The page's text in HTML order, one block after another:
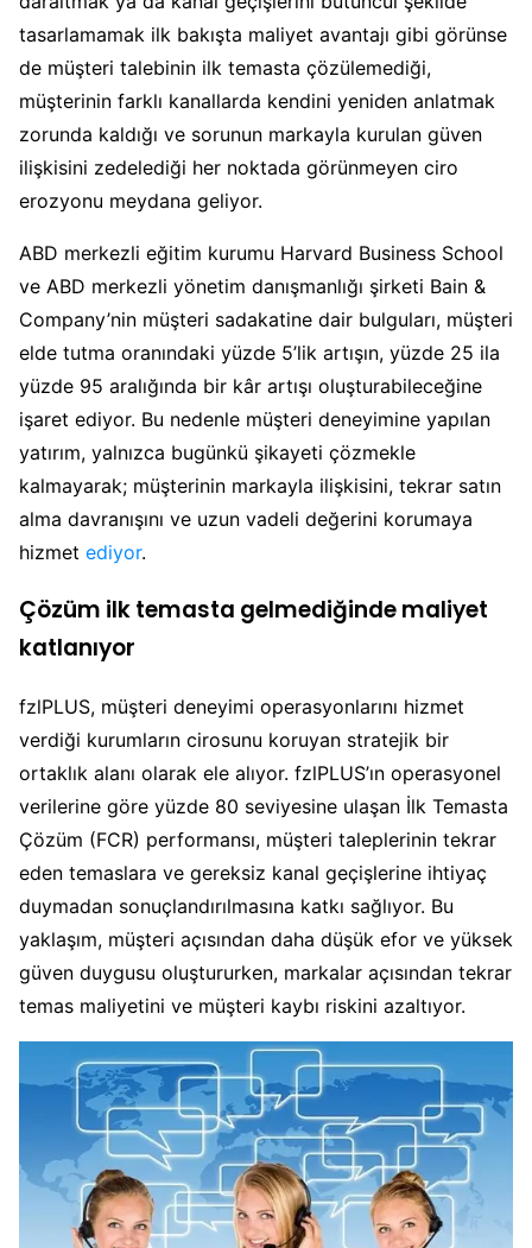
tasarlamamak ilk bakışta maliyet avantajı gibi görünse
de müşteri talebinin ilk temasta çözülemediği,
müşterinin farklı kanallarda kendini yeniden anlatmak
zorunda kaldığı ve sorunun markayla kurulan güven
ilişkisini zedelediği her noktada görünmeyen ciro
erozyonu meydana geliyor.
ABD merkezli eğitim kurumu Harvard Business School
ve ABD merkezli yönetim danışmanlığı şirketi Bain &
Company’nin müşteri sadakatine dair bulguları, müşteri
elde tutma oranındaki yüzde 5’lik artışın, yüzde 25 ila
yüzde 95 aralığında bir kâr artışı oluşturabileceğine
işaret ediyor. Bu nedenle müşteri deneyimine yapılan
yatırım, yalnızca bugünkü şikayeti çözmekle
kalmayarak; müşterinin markayla ilişkisini, tekrar satın
alma davranışını ve uzun vadeli değerini korumaya
hizmet ediyor.
Çözüm ilk temasta gelmediğinde maliyet
katlanıyor
fzlPLUS, müşteri deneyimi operasyonlarını hizmet
verdiği kurumların cirosunu koruyan stratejik bir
ortaklık alanı olarak ele alıyor. fzlPLUS’ın operasyonel
verilerine göre yüzde 80 seviyesine ulaşan İlk Temasta
Çözüm (FCR) performansı, müşteri taleplerinin tekrar
eden temaslara ve gereksiz kanal geçişlerine ihtiyaç
duymadan sonuçlandırılmasına katkı sağlıyor. Bu
yaklaşım, müşteri açısından daha düşük efor ve yüksek
güven duygusu oluştururken, markalar açısından tekrar
temas maliyetini ve müşteri kaybı riskini azaltıyor.